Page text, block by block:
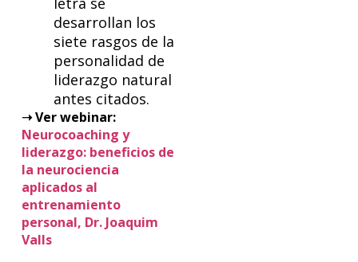
desarrollan los
siete rasgos de la
personalidad de
liderazgo natural
antes citados.
➝ Ver webinar:
Neurocoaching y
liderazgo: beneficios de
la neurociencia
aplicados al
entrenamiento
personal, Dr. Joaquim
Valls